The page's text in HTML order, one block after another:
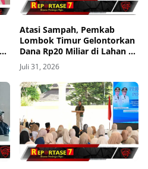
Atasi Sampah, Pemkab
Lombok Timur Gelontorkan
Dana Rp20 Miliar di Lahan 3
Hektar
Juli 31, 2026